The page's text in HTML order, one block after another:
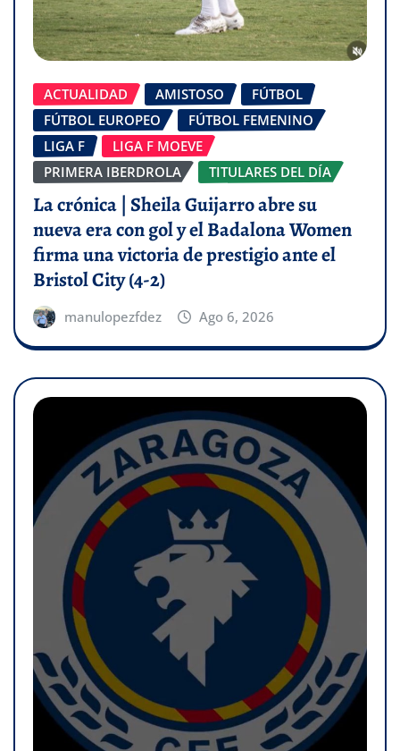
ACTUALIDAD AMISTOSO
FÚTBOL
FÚTBOL EUROPEO
FÚTBOL FEMENINO
LIGA F
LIGA F MOEVE
PRIMERA IBERDROLA
TITULARES DEL DÍA
La crónica | Sheila Guijarro abre su
nueva era con gol y el Badalona Women
firma una victoria de prestigio ante el
Bristol City (4-2)
manulopezfdez Ago 6, 2026